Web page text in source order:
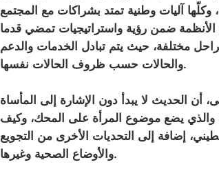
وكلّها آليات وطنية تمتد بشراكات مع المجتمع
الأنظمة ضمن رؤية واستراتيجيات تمضي قدما
مختلفة، حيث يتم تبادل الخدمات والدعم
والحالات حسب ظروف الحالات نفسها.
أن الحديث لا يبدأ دون الإشارة إلى المأساة
يضع موضوع المرأة على المحك، وكيف
إضافة إلى التحديات الأخرى من التجويع
والأوضاع الصحية وغيرها.